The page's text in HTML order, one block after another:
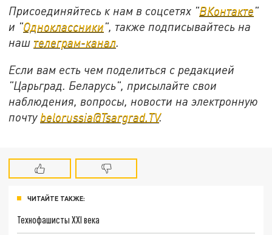
Присоединяйтесь к нам в соцсетях "ВКонтакте"
и "Одноклассники", также подписывайтесь на
наш телеграм-канал
Если вам есть чем поделиться с редакцией
"Царьград. Беларусь", присылайте свои
наблюдения, вопросы, новости на электронную
почту belorussia@Tsargrad.TV.
ЧИТАЙТЕ ТАКЖЕ:
Технофашисты XXI века